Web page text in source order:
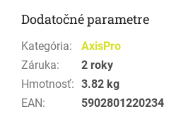
Dodatočné parametre
Kategória:
AxisPro
Záruka:
2 roky
Hmotnosť: 3.82 kg
EAN: 5902801220234